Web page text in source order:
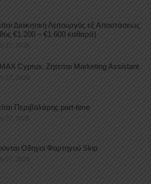
Διοικητική Λειτουργός εξ Αποστάσεως
€1.200 – €1.600 καθαρά)
27, 2026
Cyprus: Ζητείται Marketing Assistant
27, 2026
Περιβολάρης part-time
27, 2026
Οδηγοί Φορτηγού Skip
27, 2026